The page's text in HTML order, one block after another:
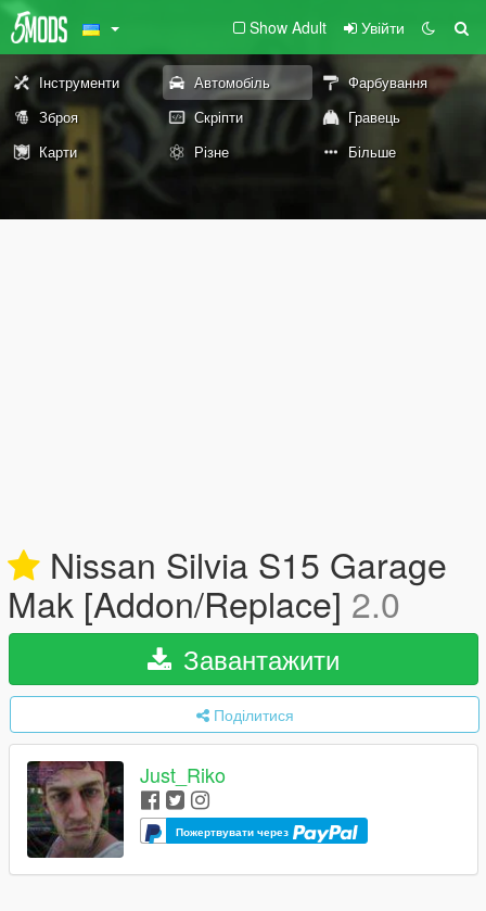
Show Adult Увійти
Інструменти Автомобіль
Фарбування
Зброя
Скріпти
Гравець
Карти
Різне Більше
Nissan Silvia S15 Garage
Mak [Addon/Replace] 2.0
Завантажити
Поділитися
Just_Riko
Пожертвувати через